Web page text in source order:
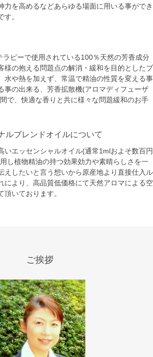
力を高めるなどあらゆる場面に用いる事ができ
。
ラピーで使用されている100％天然の芳香成分
様の抱える問題点の解消・緩和を目的としたブ
水や熱を加えず、常温で精油の性質を変える事
事の出来る、芳香拡散機(アロマディフューザ
で、快適な香りと共に様々な問題緩和のお手
ルブレンドオイルについて
いエッセンシャルオイル(通常1mlおよそ数百円
し植物精油の持つ効果効力や素晴らしさを一
えしたいと言う想いから原産地より直接仕入ル
により、高品質低価格にて天然アロマによる空
頂いております。
ご挨拶